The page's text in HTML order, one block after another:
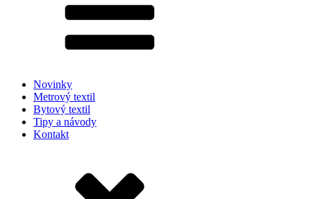
Novinky
Metrový textil
Bytový textil
Tipy a návody
Kontakt